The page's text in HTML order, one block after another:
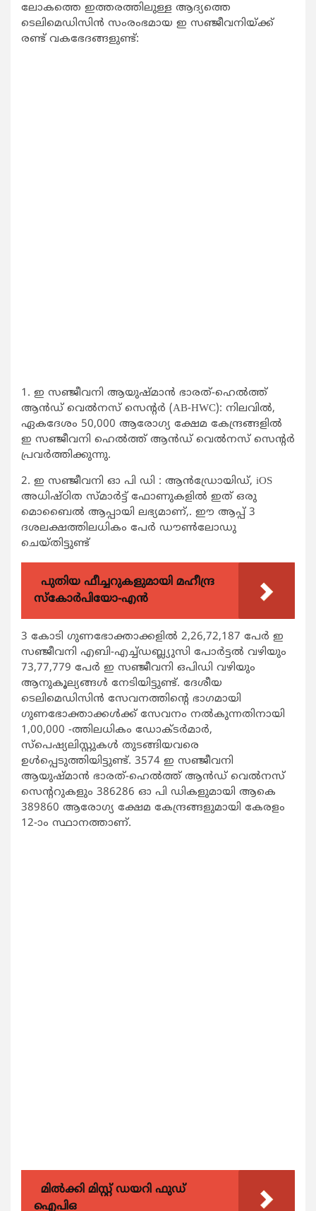
ലോകത്തെ ഇത്തരത്തിലുള്ള ആദ്യത്തെ
ടെലിമെഡിസിൻ സംരംഭമായ ഇ സഞ്ജീവനിയ്ക്ക്
രണ്ട് വകഭേദങ്ങളുണ്ട്:
1. ഇ സഞ്ജീവനി ആയുഷ്മാൻ ഭാരത്-ഹെൽത്ത്
ആൻഡ് വെൽനസ് സെന്റർ (AB-HWC): നിലവിൽ,
ഏകദേശം 50,000 ആരോഗ്യ ക്ഷേമ കേന്ദ്രങ്ങളിൽ
ഇ സഞ്ജീവനി ഹെൽത്ത് ആൻഡ് വെൽനസ് സെന്റർ
പ്രവർത്തിക്കുന്നു.
2. ഇ സഞ്ജീവനി ഓ പി ഡി : ആൻഡ്രോയിഡ്, iOS
അധിഷ്‌ഠിത സ്‌മാർട്ട് ഫോണുകളിൽ ഇത് ഒരു
മൊബൈൽ ആപ്പായി ലഭ്യമാണ്,. ഈ ആപ്പ് 3
ദശലക്ഷത്തിലധികം പേർ ഡൗൺലോഡു
ചെയ്തിട്ടുണ്ട്
പുതിയ ഫീച്ചറുകളുമായി മഹീന്ദ്ര
സ്കോർപിയോ-എൻ
3 കോടി ഗുണഭോക്താക്കളിൽ 2,26,72,187 പേർ ഇ
സഞ്ജീവനി എബി-എച്ച്‌ഡബ്ല്യുസി പോർട്ടൽ വഴിയും
73,77,779 പേർ ഇ സഞ്ജീവനി ഒപിഡി വഴിയും
ആനുകൂല്യങ്ങൾ നേടിയിട്ടുണ്ട്. ദേശീയ
ടെലിമെഡിസിൻ സേവനത്തിന്റെ ഭാഗമായി
ഗുണഭോക്താക്കൾക്ക് സേവനം നൽകുന്നതിനായി
1,00,000 -ത്തിലധികം ഡോക്ടർമാർ,
സ്പെഷ്യലിസ്റ്റുകൾ തുടങ്ങിയവരെ
ഉൾപ്പെടുത്തിയിട്ടുണ്ട്. 3574 ഇ സഞ്ജീവനി
ആയുഷ്മാൻ ഭാരത്-ഹെൽത്ത് ആൻഡ് വെൽനസ്
സെന്ററുകളും 386286 ഓ പി ഡികളുമായി ആകെ
389860 ആരോഗ്യ ക്ഷേമ കേന്ദ്രങ്ങളുമായി കേരളം
12-ാം സ്ഥാനത്താണ്.
മിൽക്കി മിസ്റ്റ് ഡയറി ഫുഡ്
ഐപിഒ